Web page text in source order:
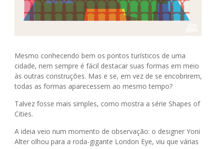
Mesmo conhecendo bem os pontos turísticos de uma
cidade, nem sempre é fácil destacar suas formas em meio
às outras construções. Mas e se, em vez de se encobrirem,
todas as formas aparecessem ao mesmo tempo?
Talvez fosse mais simples, como mostra a série Shapes of
Cities.
A ideia veio num momento de observação: o designer Yoni
Alter olhou para a roda-gigante London Eye, viu que várias